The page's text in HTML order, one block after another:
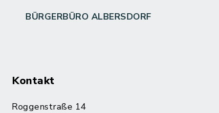
BÜRGERBÜRO ALBERSDORF
Kontakt
Roggenstraße 14